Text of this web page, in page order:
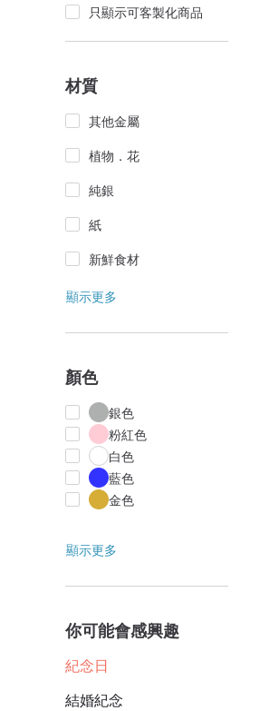
只顯示可客製化商品
材質
其他金屬
植物．花
純銀
紙
新鮮食材
顯示更多
顏色
銀色
粉紅色
白色
藍色
金色
顯示更多
你可能會感興趣
紀念日
結婚紀念